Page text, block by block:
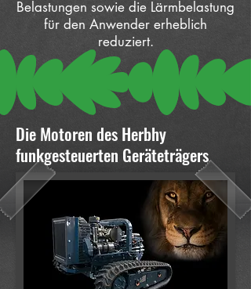
Belastungen sowie die Lärmbelastung
für den Anwender erheblich
reduziert.
Die Motoren des Herbhy
funkgesteuerten Geräteträgers